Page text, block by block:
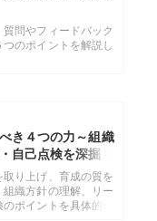
問やフィードバック
のポイントを解説し
き４つの力～組織
自己点検を深掘り
り上げ、育成の質を
織方針の理解、リー
ポイントを具体的に